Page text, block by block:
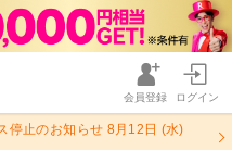
会員登録 ログイン
停止のお知らせ 8月12日 (水)